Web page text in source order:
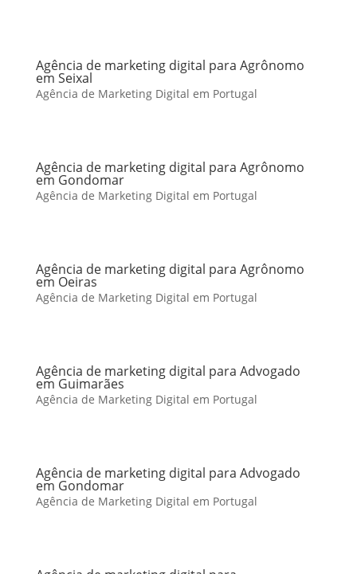
Agência de marketing digital para Agrônomo
em Seixal
Agência de Marketing Digital em Portugal
Agência de marketing digital para Agrônomo
em Gondomar
Agência de Marketing Digital em Portugal
Agência de marketing digital para Agrônomo
em Oeiras
Agência de Marketing Digital em Portugal
Agência de marketing digital para Advogado
em Guimarães
Agência de Marketing Digital em Portugal
Agência de marketing digital para Advogado
em Gondomar
Agência de Marketing Digital em Portugal